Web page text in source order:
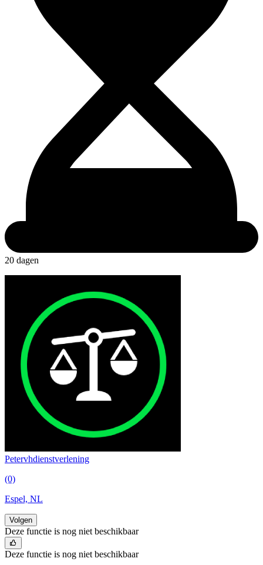
20 dagen
Petervhdienstverlening
(0)
Espel, NL
Volgen
Deze functie is nog niet beschikbaar
Deze functie is nog niet beschikbaar